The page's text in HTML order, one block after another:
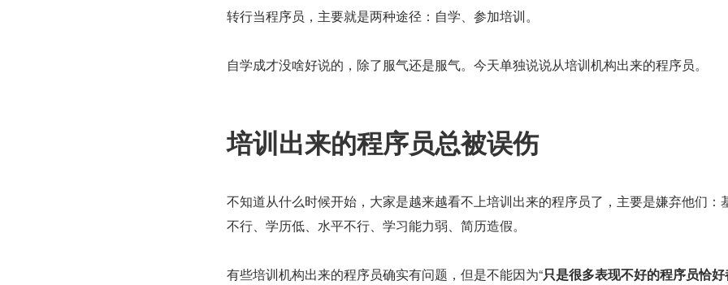
转行当程序员，主要就是两种途径：自学、参加培训。
自学成才没啥好说的，除了服气还是服气。今天单独说说从培训机构出来的程序员。
培训出来的程序员总被误伤
不知道从什么时候开始，大家是越来越看不上培训出来的程序员了，主要是嫌弃他们：
不行、学历低、水平不行、学习能力弱、简历造假。
有些培训机构出来的程序员确实有问题，但是不能因为“只是很多表现不好的程序员恰